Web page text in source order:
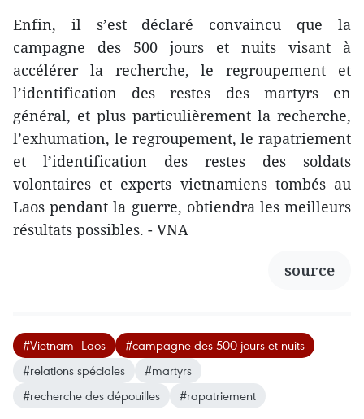
Enfin, il s’est déclaré convaincu que la
campagne des 500 jours et nuits visant à
accélérer la recherche, le regroupement et
l’identification des restes des martyrs en
général, et plus particulièrement la recherche,
l’exhumation, le regroupement, le rapatriement
et l’identification des restes des soldats
volontaires et experts vietnamiens tombés au
Laos pendant la guerre, obtiendra les meilleurs
résultats possibles. - VNA
source
#Vietnam–Laos
#campagne des 500 jours et nuits
#relations spéciales
#martyrs
#recherche des dépouilles
#rapatriement